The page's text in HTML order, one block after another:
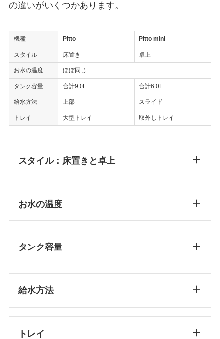
の違いがいくつかあります。
機種 Pitto Pitto mini
スタイル 床置き 卓上
お水の温度 ほぼ同じ
タンク容量 合計9.0L 合計6.0L
給水方法 上部 スライド
トレイ 大型トレイ 取外しトレイ
スタイル：床置きと卓上
お水の温度
タンク容量
給水方法
トレイ